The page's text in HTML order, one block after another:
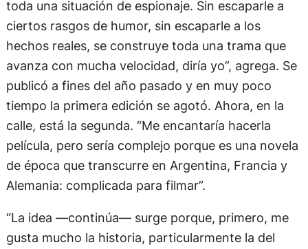
toda una situación de espionaje. Sin escaparle a
ciertos rasgos de humor, sin escaparle a los
hechos reales, se construye toda una trama que
avanza con mucha velocidad, diría yo”, agrega. Se
publicó a fines del año pasado y en muy poco
tiempo la primera edición se agotó. Ahora, en la
calle, está la segunda. “Me encantaría hacerla
película, pero sería complejo porque es una novela
de época que transcurre en Argentina, Francia y
Alemania: complicada para filmar”.
“La idea —continúa— surge porque, primero, me
gusta mucho la historia, particularmente la del